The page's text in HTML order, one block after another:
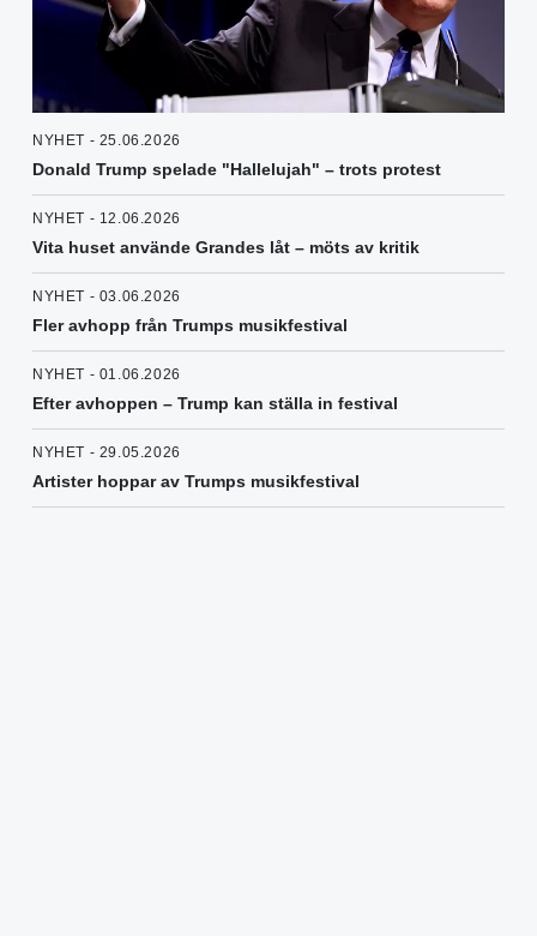
NYHET - 25.06.2026
Donald Trump spelade "Hallelujah" – trots protest
NYHET - 12.06.2026
Vita huset använde Grandes låt – möts av kritik
NYHET - 03.06.2026
Fler avhopp från Trumps musikfestival
NYHET - 01.06.2026
Efter avhoppen – Trump kan ställa in festival
NYHET - 29.05.2026
Artister hoppar av Trumps musikfestival